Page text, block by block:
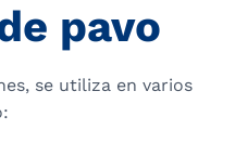
pavo
se utiliza en varios